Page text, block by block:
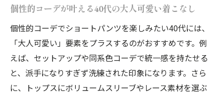
個性的コーデが叶える40代の大人可愛い着こなし
個性的コーデでショートパンツを楽しみたい40代には、
「大人可愛い」要素をプラスするのがおすすめです。例
えば、セットアップや同系色コーデで統一感を持たせる
と、派手になりすぎず洗練された印象になります。さら
に、トップスにボリュームスリーブやレース素材を選ぶ